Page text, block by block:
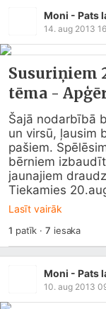
Moni - Pats
14. aug 2013
Susuriņiem
tēma -
Šajā nodarbībā
un virsū, ļausim
pašiem.
bērniem
jaunajiem
Tiekamies
Lasīt vairāk
1 patīk ·7 iesaka
Moni - Pats
10. aug 2013